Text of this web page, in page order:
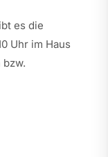
es die
Uhr im Haus